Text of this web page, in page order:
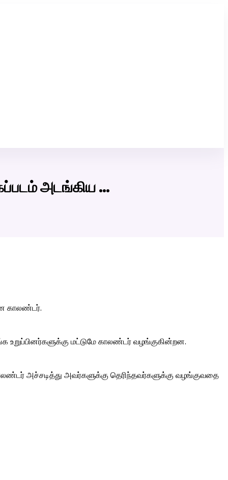
அடங்கிய …
காலண்டர்.
மட்டுமே காலண்டர் வழங்குகின்றன.
அச்சடித்து அவர்களுக்கு தெரிந்தவர்களுக்கு வழங்குவதை